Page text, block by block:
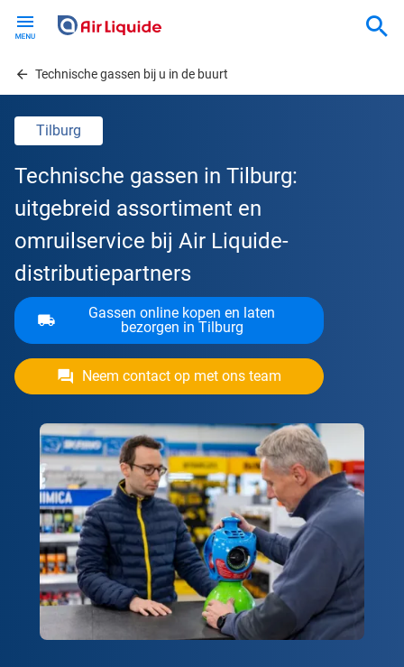
contentTechnische gassen bij u in de buurt
Tilburg
Technische gassen in Tilburg:
uitgebreid assortiment en
omruilservice bij Air Liquide-
distributiepartners
Gassen online kopen en laten
bezorgen in Tilburg
Neem contact op met ons team